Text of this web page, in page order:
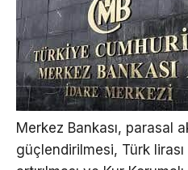
Merkez Bankası, parasal
güçlendirilmesi, Türk lirası